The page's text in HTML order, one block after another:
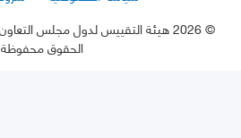
©2026 هيئة التقييس لدول مجلس التعاون لدول الخليج العربية
الحقوق